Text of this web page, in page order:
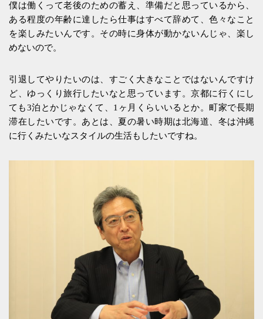
僕は働くって老後のための蓄え、準備だと思っているから、
ある程度の年齢に達したら仕事はすべて辞めて、色々なこと
を楽しみたいんです。その時に身体が動かないんじゃ、楽し
めないので。
引退してやりたいのは、すごく大きなことではないんですけ
ど、ゆっくり旅行したいなと思っています。京都に行くにし
ても3泊とかじゃなくて、1ヶ月くらいいるとか。町家で長期
滞在したいです。あとは、夏の暑い時期は北海道、冬は沖縄
に行くみたいなスタイルの生活もしたいですね。